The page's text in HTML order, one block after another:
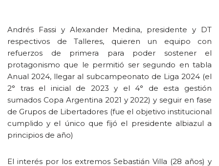
Andrés Fassi y Alexander Medina, presidente y DT
respectivos de Talleres, quieren un equipo con
refuerzos de primera para poder sostener el
protagonismo que le permitió ser segundo en tabla
Anual 2024, llegar al subcampeonato de Liga 2024 (el
2° tras el inicial de 2023 y el 4° de esta gestión
sumados Copa Argentina 2021 y 2022) y seguir en fase
de Grupos de Libertadores (fue el objetivo institucional
cumplido y el único que fijó el presidente albiazul a
principios de año)
El interés por los extremos Sebastián Villa (28 años) y